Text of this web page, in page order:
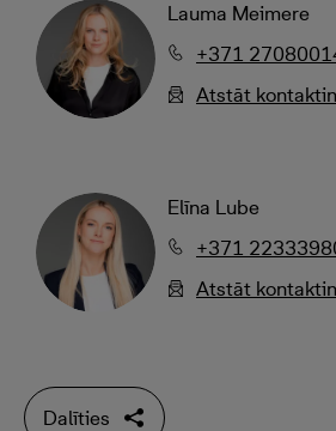
Lauma Meimere
+371
Atstāt
Elīna Lube
+371
Atstāt
Dalīties